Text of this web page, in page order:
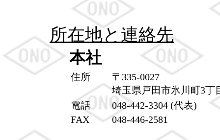
所在地と連絡先
本社
住所
〒335-0027
埼玉県戸田市氷川町3丁
電話
048-442-3304 (代表)
FAX
048-446-2581